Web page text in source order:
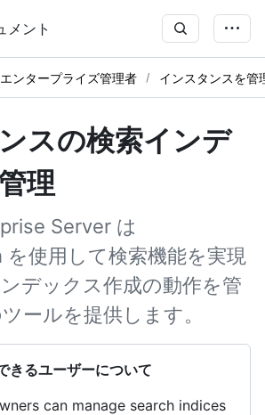
メント
エンタープライズ管理者 インスタンスを管
スの検索インデ
理
Server は
使用して検索機能を実現
デックス作成の動作を管
ールを提供します。
きるユーザーについて
can manage search indices